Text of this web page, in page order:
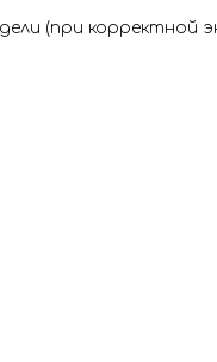
(при корректной